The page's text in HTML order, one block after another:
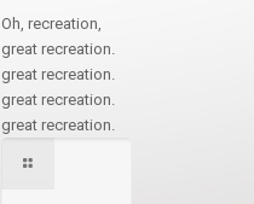
Oh, recreation,
great recreation.
great recreation.
great recreation.
great recreation.